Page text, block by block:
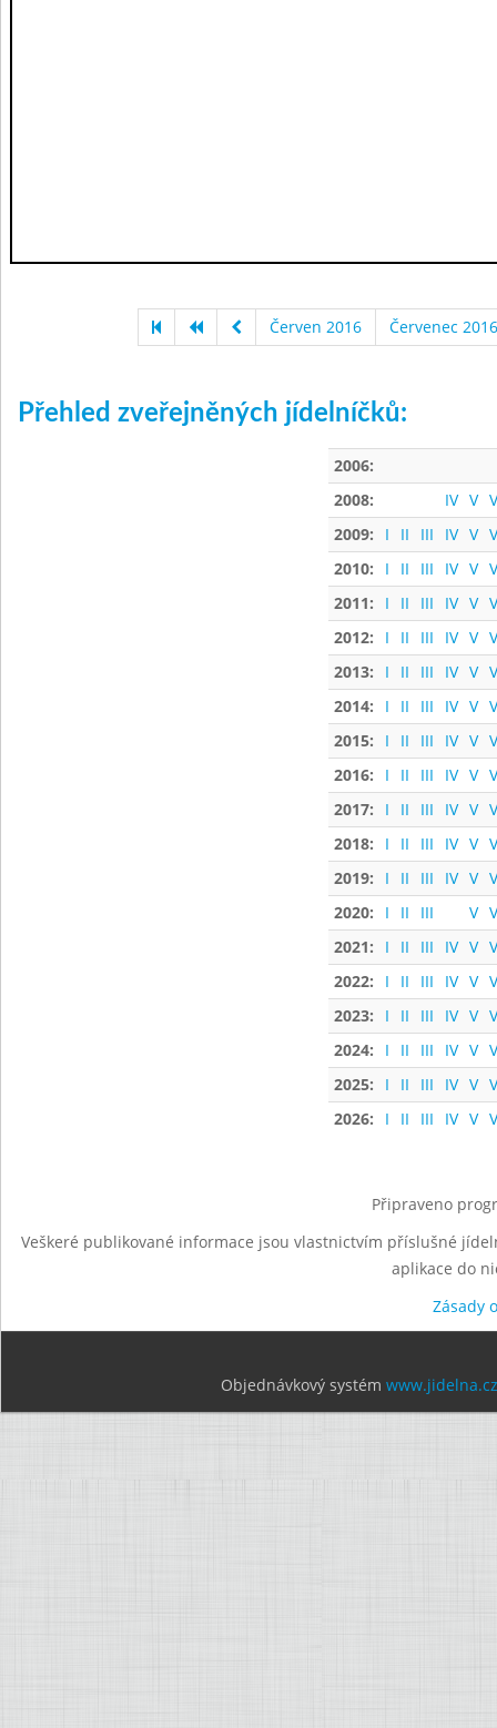
Červen 2016 Červenec 2016
Přehled zveřejněných jídelníčků:
2006:
2008:
IV V
2009:
I II III IV V
2010:
I II III IV V
2011:
I II III IV V
2012:
I II III IV V
2013:
I II III IV V
2014:
I II III IV V
2015:
I II III IV V
2016:
I II III IV V
2017:
I II III IV V
2018:
I II III IV V
2019:
I II III IV V
2020:
I II III V
2021:
I II III IV V
2022:
I II III IV V
2023:
I II III IV V
2024:
I II III IV V
2025:
I II III IV V
2026:
I II III IV V
Připraveno
Veškeré publikované informace jsou vlastnictvím příslušné
aplikace do
Zásady
Objednávkový systém www.jidelna.cz